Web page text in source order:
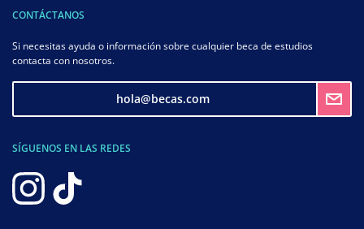
CONTÁCTANOS
Si necesitas ayuda o información sobre cualquier beca de estudios
contacta con nosotros.
hola@becas.com
SÍGUENOS EN LAS REDES